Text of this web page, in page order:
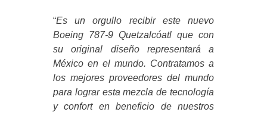
“Es un orgullo recibir este nuevo
Boeing 787-9 Quetzalcóatl que con
su original diseño representará a
México en el mundo. Contratamos a
los mejores proveedores del mundo
para lograr esta mezcla de tecnología
y confort en beneficio de nuestros